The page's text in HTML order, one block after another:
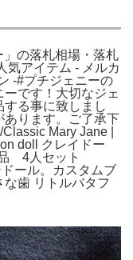
の落札相場・落札
気アイテム - メルカ
-#プチジェニーの
です！大切なジェ
る事に致しまし
あります。ご了承下
Mary Jane |
doll クレイドー
4人セット
ール。カスタムブ
歯 リトルバタフ